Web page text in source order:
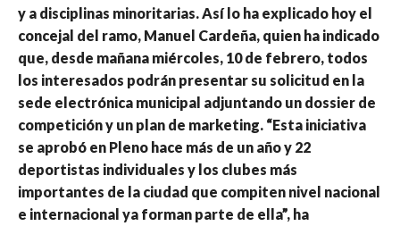
y a disciplinas minoritarias. Así lo ha explicado hoy el
concejal del ramo, Manuel Cardeña, quien ha indicado
que, desde mañana miércoles, 10 de febrero, todos
los interesados podrán presentar su solicitud en la
sede electrónica municipal adjuntando un dossier de
competición y un plan de marketing. “Esta iniciativa
se aprobó en Pleno hace más de un año y 22
deportistas individuales y los clubes más
importantes de la ciudad que compiten nivel nacional
e internacional ya forman parte de ella”, ha